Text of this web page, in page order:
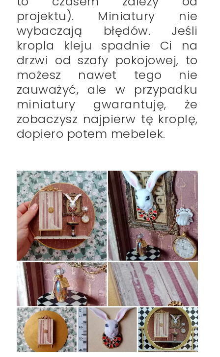
projektu). Miniatury nie
wybaczają błędów. Jeśli
kropla kleju spadnie Ci na
drzwi od szafy pokojowej, to
możesz nawet tego nie
zauważyć, ale w przypadku
miniatury gwarantuję, że
zobaczysz najpierw tę kroplę,
dopiero potem mebelek.